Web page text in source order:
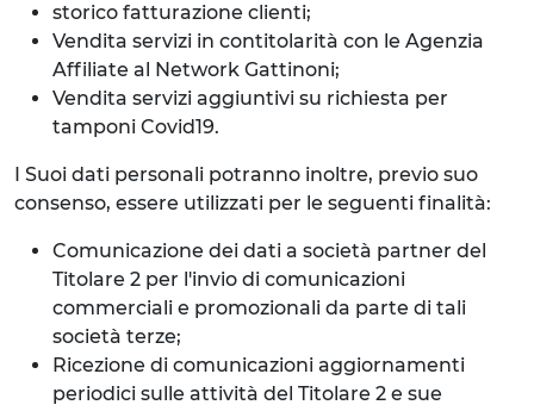
storico fatturazione clienti;
Vendita servizi in contitolarità con le Agenzia
Affiliate al Network Gattinoni;
Vendita servizi aggiuntivi su richiesta per
tamponi Covid19.
I Suoi dati personali potranno inoltre, previo suo
consenso, essere utilizzati per le seguenti finalità:
Comunicazione dei dati a società partner del
Titolare 2 per l'invio di comunicazioni
commerciali e promozionali da parte di tali
società terze;
Ricezione di comunicazioni aggiornamenti
periodici sulle attività del Titolare 2 e sue